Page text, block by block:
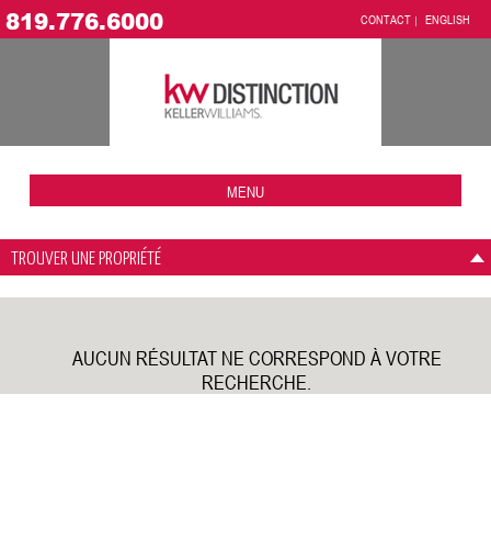
819.776.6000 CONTACT ENGLISH
MENU
TROUVER UNE PROPRIÉTÉ
AUCUN RÉSULTAT NE CORRESPOND À VOTRE
RECHERCHE.